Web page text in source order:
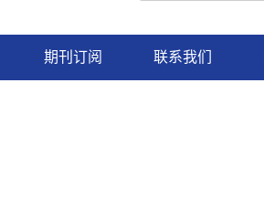
期刊订阅 联系我们